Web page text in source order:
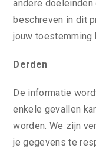
andere
beschreven in dit
jouw toestemming
Derden
De informatie
enkele gevallen
worden. We zijn
je gegevens te